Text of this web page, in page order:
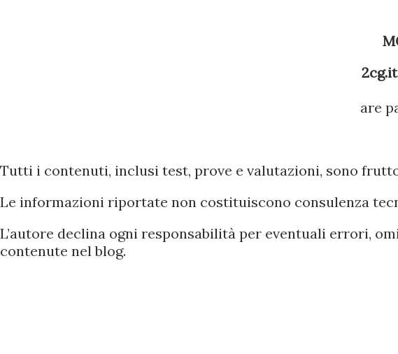
2cg.it
are
Tutti i contenuti, inclusi test, prove e valutazioni, sono
Le informazioni riportate non costituiscono consulenza
L’autore declina ogni responsabilità per eventuali errori,
contenute nel blog.